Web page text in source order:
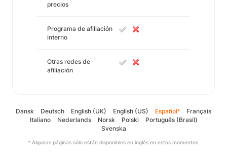
precios
Programa de afiliación
interno
Otras redes de
afiliación
Dansk Deutsch English (UK) English (US) Español*
Français
Italiano
Nederlands Norsk Polski
Português (Brasil)
Svenska
* Algunas páginas sólo están disponibles en inglés en estos momentos.